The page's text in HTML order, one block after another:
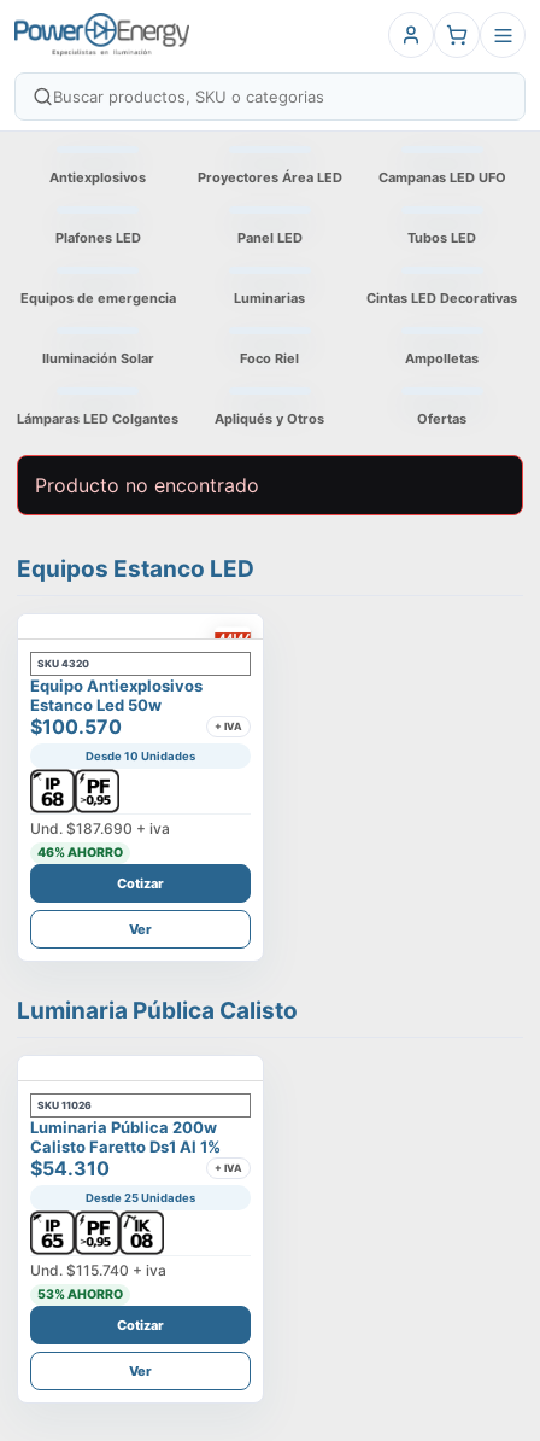
Antiexplosivos Proyectores Área LED Campanas LED UFO
Plafones LED Panel LED Tubos LED
Equipos de emergencia Luminarias Cintas LED Decorativas
Iluminación Solar Foco Riel Ampolletas
Lámparas LED Colgantes Apliqués y Otros Ofertas
Producto no encontrado
Equipos Estanco LED
SKU 4320
Equipo Antiexplosivos
Estanco Led 50w
$100.570 + IVA
Desde 10 Unidades
Und. $187.690 + iva
46% AHORRO
Cotizar
Ver
Luminaria Pública Calisto
SKU 11026
Luminaria Pública 200w
Calisto Faretto Ds1 Al 1%
$54.310 + IVA
Desde 25 Unidades
Und. $115.740 + iva
53% AHORRO
Cotizar
Ver